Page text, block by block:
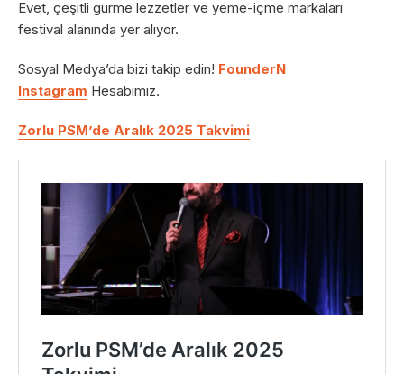
Evet, çeşitli gurme lezzetler ve yeme-içme markaları
festival alanında yer alıyor.
Sosyal Medya’da bizi takip edin! FounderN
Instagram Hesabımız.
Zorlu PSM’de Aralık 2025 Takvimi